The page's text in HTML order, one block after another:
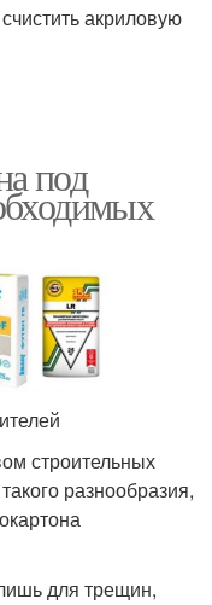
акриловую
под
строительных
разнообразия,
для трещин,